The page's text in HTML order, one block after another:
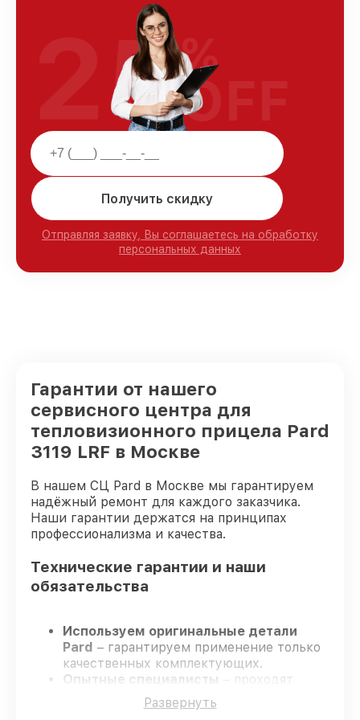
Получить скидку
Отправляя заявку, Вы соглашаетесь на обработку
персональных данных
25%
OFF
Гарантии от нашего
сервисного центра для
тепловизионного прицела Pard
3119 LRF в Москве
В нашем СЦ Pard в Москве мы гарантируем
надёжный ремонт для каждого заказчика.
Наши гарантии держатся на принципах
профессионализма и качества.
Технические гарантии и наши
обязательства
Используем оригинальные детали
Pard – гарантируем применение только
качественных комплектующих.
Опытные специалисты
– проходят
постоянное обучение, что гарантирует
качество выполняемых работ.
Развернуть